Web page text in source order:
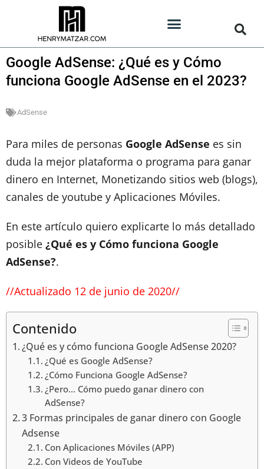
Google AdSense: ¿Qué es y Cómo
funciona Google AdSense en el 2023?
AdSense
Para miles de personas Google AdSense es sin
duda la mejor plataforma o programa para ganar
dinero en Internet, Monetizando sitios web (blogs),
canales de youtube y Aplicaciones Móviles.
En este artículo quiero explicarte lo más detallado
posible ¿Qué es y Cómo funciona Google
AdSense?.
//Actualizado 12 de junio de 2020//
Contenido
¿Qué es y cómo funciona Google AdSense 2020?
¿Qué es Google AdSense?
¿Cómo Funciona Google AdSense?
¿Pero… Cómo puedo ganar dinero con
AdSense?
3 Formas principales de ganar dinero con Google
Adsense
Con Aplicaciones Móviles (APP)
Con Videos de YouTube